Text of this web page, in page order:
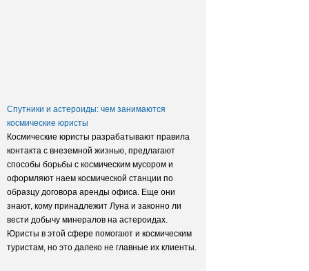
Спутники и астероиды: чем занимаются
космические юристы
Космические юристы разрабатывают правила
контакта с внеземной жизнью, предлагают
способы борьбы с космическим мусором и
оформляют наем космической станции по
образцу договора аренды офиса. Еще они
знают, кому принадлежит Луна и законно ли
вести добычу минералов на астероидах.
Юристы в этой сфере помогают и космическим
туристам, но это далеко не главные их клиенты.